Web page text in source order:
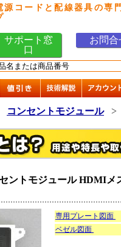
源コードと配線器具の専
サポート窓
口
お問合
コンセントモジュール
ントモジュール HDMIメ
専用プレート図面
ベゼル図面